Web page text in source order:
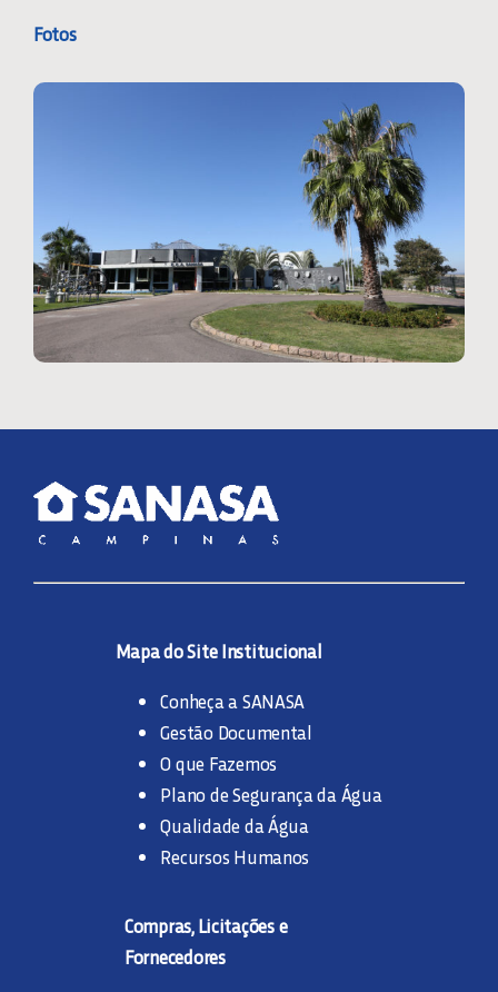
Fotos
Mapa do Site Institucional
Conheça a SANASA
Gestão Documental
O que Fazemos
Plano de Segurança da Água
Qualidade da Água
Recursos Humanos
Compras, Licitações e
Fornecedores